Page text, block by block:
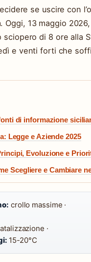
se uscire con
Oggi, 13 maggio
sciopero di 8 ore alla
e venti forti che
di informazione
Legge e Aziende 2025
Evoluzione e
Scegliere e Cambiare
crollo massime ·
·
15-20°C